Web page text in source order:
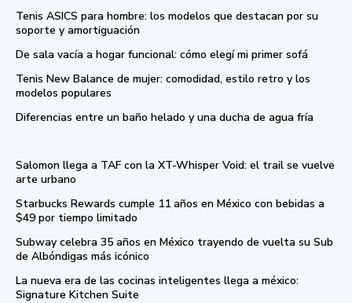
Tenis ASICS para hombre: los modelos que destacan por su
soporte y amortiguación
De sala vacía a hogar funcional: cómo elegí mi primer sofá
Tenis New Balance de mujer: comodidad, estilo retro y los
modelos populares
Diferencias entre un baño helado y una ducha de agua fría
Salomon llega a TAF con la XT-Whisper Void: el trail se vuelve
arte urbano
Starbucks Rewards cumple 11 años en México con bebidas a
$49 por tiempo limitado
Subway celebra 35 años en México trayendo de vuelta su Sub
de Albóndigas más icónico
La nueva era de las cocinas inteligentes llega a méxico:
Signature Kitchen Suite